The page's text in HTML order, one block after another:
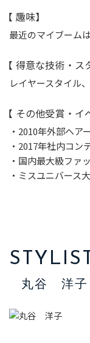
【 趣味】
最近のマイブーム
【 得意な技術・ス
レイヤースタイル
【 その他受賞・
・2010年外部ヘ
・2017年社内コ
・国内最大級フ
・ミスユニバー
丸谷 洋子